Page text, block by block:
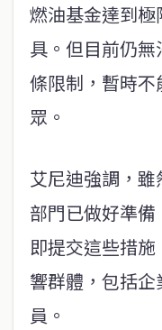
燃油基金達到
具。但目前仍
條限制，暫時
眾。
艾尼迪強調，
部門已做好準
即提交這些措
響群體，包括
員。